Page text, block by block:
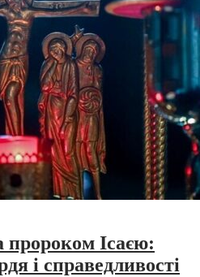
пророком Ісаєю:
і справедливості